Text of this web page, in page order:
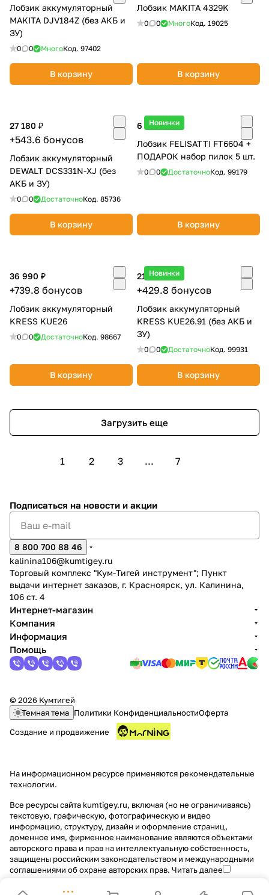
Лобзик аккумуляторный
MAKITA DJV184Z (без АКБ и
ЗУ)
0 0 МногоКод. 97402
В корзину
Лобзик MAKITA 4329K
0 0 МногоКод. 19025
В корзину
27 180 ₽
+543.6 бонусов
Лобзик аккумуляторный
DEWALT DCS331N-XJ (без
АКБ и ЗУ)
0 0 ДостаточноКод. 85736
В корзину
Новинки
6 990 ₽
Лобзик FELISATTI FT6604 +
ПОДАРОК набор пилок 5 шт.
0 0 ДостаточноКод. 99179
В корзину
36 990 ₽
+739.8 бонусов
Лобзик аккумуляторный
KRESS KUE26
0 0 ДостаточноКод. 98667
В корзину
Новинки
21 490 ₽
+429.8 бонусов
Лобзик аккумуляторный
KRESS KUE26.91 (без АКБ и
ЗУ)
0 0 ДостаточноКод. 99931
В корзину
Загрузить еще
1 2 3 ... 7
Подписаться на новости и акции
8 800 700 88 46
kalinina106@kumtigey.ru
Торговый комплекс "Кум-Тигей инструмент"; Пункт
выдачи интернет заказов, г. Красноярск, ул. Калинина,
106 ст. 4
Интернет-магазин
Компания
Информация
Помощь
© 2026 Кумтигей
Темная тема Политики КонфиденциальностиОферта
Создание и продвижение
На информационном ресурсе применяются рекомендательные
технологии.
Все ресурсы сайта kumtigey.ru, включая (но не ограничиваясь)
текстовую, графическую, фотографическую и видео
информацию, структуру, дизайн и оформление страниц,
доменное имя, фирменное наименование являются объектами
авторского права и прав на интеллектуальную собственность,
защищены российским законодательством и международными
соглашениями об охране авторских прав. Читать далее